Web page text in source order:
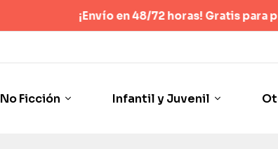
¡Envío en 48/72 horas! Gratis para pedidos
No Ficción Infantil y Juvenil